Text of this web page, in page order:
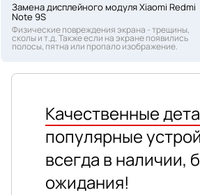
Замена дисплейного модуля Xiaomi Redmi
Note 9S
Физические повреждения экрана - трещины,
сколы и т.д. Также если на экране появились
полосы, пятна или пропало изображение.
Качественные
популярные
всегда в наличии,
ожидания!